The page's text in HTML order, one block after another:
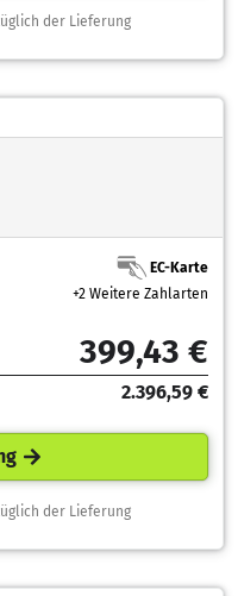
der Lieferung
EC-Karte
+2 Weitere Zahlarten
399,43 €
2.396,59 €
der Lieferung